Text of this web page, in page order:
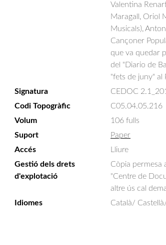
Valentina
Maragall, Oriol
Musicals),
Cançoner
que va quedar
del "Diario de
"fets de juny" al
Signatura
CEDOC
Codi Topogràfic
C05.04.05.216
Volum
106 fulls
Suport
Paper
Accés
Lliure
Gestió dels drets
d'explotació
Còpia permesa
"Centre de
altre ús cal
Idiomes
Català/